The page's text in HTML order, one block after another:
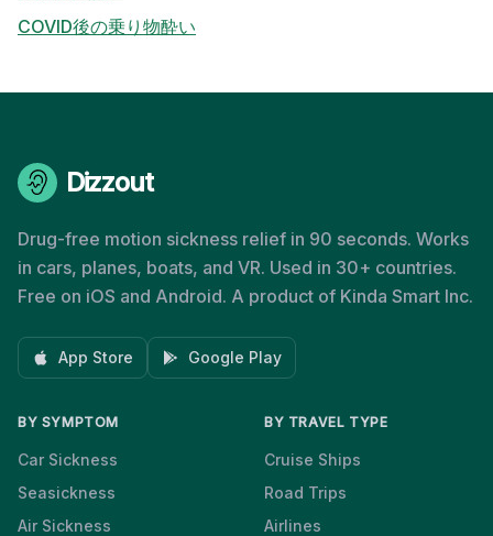
COVID後の乗り物酔い
Dizzout
Drug-free motion sickness relief in 90 seconds. Works
in cars, planes, boats, and VR. Used in 30+ countries.
Free on iOS and Android. A product of Kinda Smart Inc.
App Store Google Play
BY SYMPTOM
Car Sickness
Seasickness
Air Sickness
BY TRAVEL TYPE
Cruise Ships
Road Trips
Airlines